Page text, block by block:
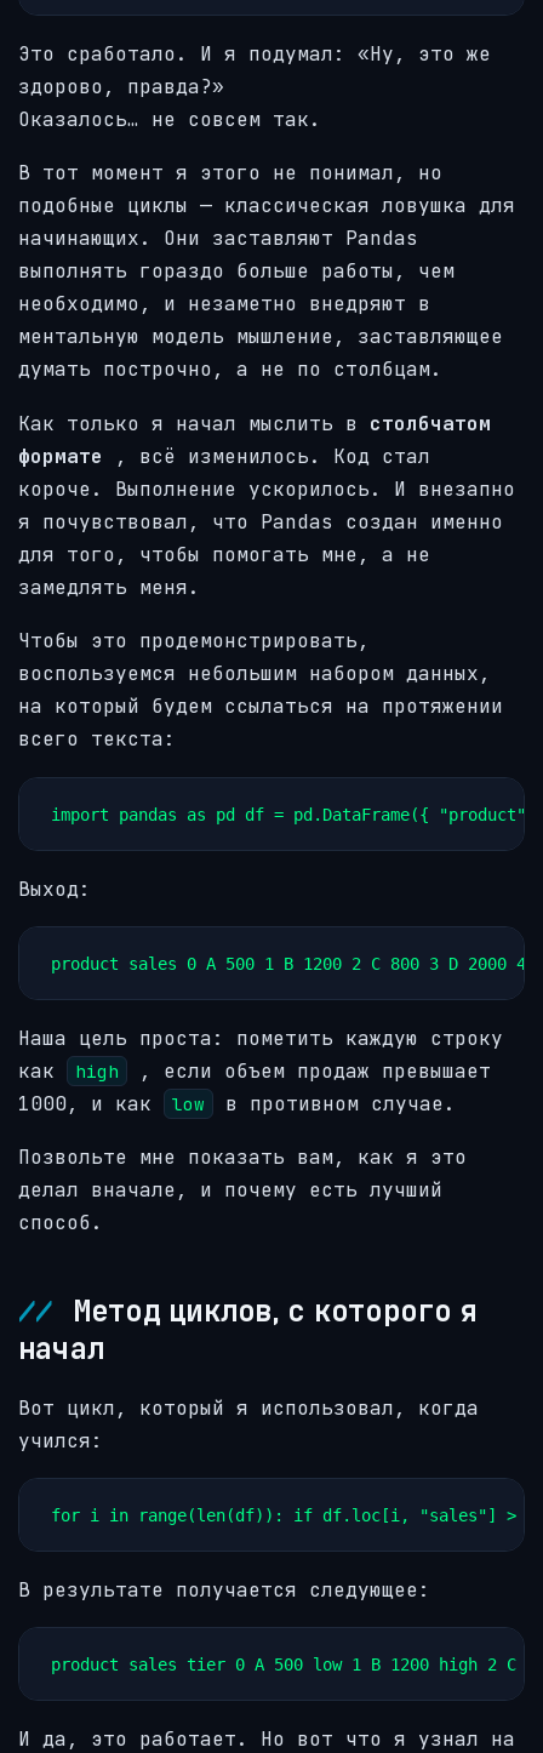
Это сработало. И я подумал: «Ну, это же
здорово, правда?»
Оказалось… не совсем так.
В тот момент я этого не понимал, но
подобные циклы — классическая ловушка для
начинающих. Они заставляют Pandas
выполнять гораздо больше работы, чем
необходимо, и незаметно внедряют в
ментальную модель мышление, заставляющее
думать построчно, а не по столбцам.
Как только я начал мыслить в столбчатом
формате , всё изменилось. Код стал
короче. Выполнение ускорилось. И внезапно
я почувствовал, что Pandas создан именно
для того, чтобы помогать мне, а не
замедлять меня.
Чтобы это продемонстрировать,
воспользуемся небольшим набором данных,
на который будем ссылаться на протяжении
всего текста:
import pandas as pd df = pd.DataFrame({
Выход:
product sales 0 A 500 1 B 1200 2 C 800 3 D 2000 4
Наша цель проста: пометить каждую строку
как
high
, если объем продаж превышает
1000, и как
low в противном случае.
Позвольте мне показать вам, как я это
делал вначале, и почему есть лучший
способ.
Метод циклов, с которого я
начал
Вот цикл, который я использовал, когда
учился:
for i in range(len(df)): if df.loc[i, "sales"] >
В результате получается следующее:
product sales tier 0 A 500 low 1 B 1200 high 2 C
И да, это работает. Но вот что я узнал на